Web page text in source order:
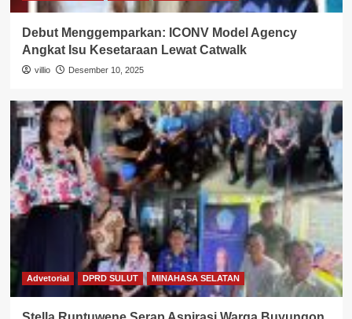
Debut Menggemparkan: ICONV Model Agency
Angkat Isu Kesetaraan Lewat Catwalk
villio Desember 10, 2025
Advetorial DPRD SULUT MINAHASA SELATAN